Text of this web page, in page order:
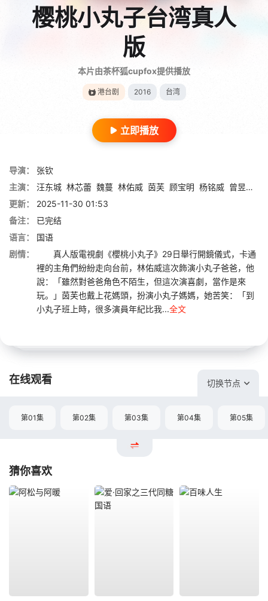
樱桃小丸子台湾真人
版
本片由茶杯狐cupfox提供播放
港台剧 2016 台湾
立即播放
导演：
张钦
主演：
汪东城 林芯蕾 魏蔓 林佑威 茵芙 顾宝明 杨铭威 曾昱嘉
更新：
2025-11-30 01:53
备注：
已完结
语言：
国语
剧情：
真人版電視劇《櫻桃小丸子》29日舉行開鏡儀式，卡通
裡的主角們紛紛走向台前，林佑威這次飾演小丸子爸爸，他
說：「雖然對爸爸角色不陌生，但這次演喜劇，當作是來
玩。」茵芙也戴上花媽頭，扮演小丸子媽媽，她苦笑：「到
小丸子班上時，很多演員年紀比我...全文
在线观看 切换节点
第01集 第02集 第03集 第04集 第05集
猜你喜欢